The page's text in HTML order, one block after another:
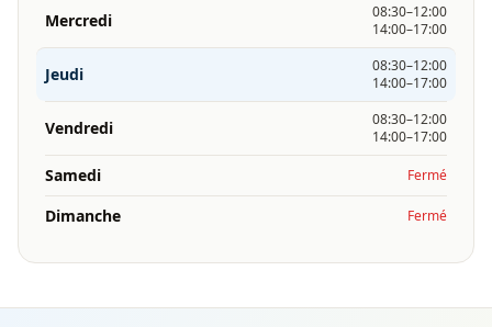
Mercredi
08:30–12:00
14:00–17:00
Jeudi
08:30–12:00
14:00–17:00
Vendredi
08:30–12:00
14:00–17:00
Samedi Fermé
Dimanche Fermé